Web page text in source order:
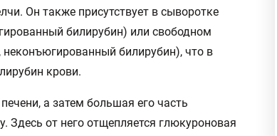
Он также присутствует в сыворотке
билирубин) или свободном
билирубин), что в
крови.
печени, а затем большая его часть
Здесь от него отщепляется глюкуроновая